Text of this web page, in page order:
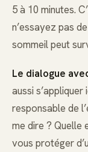
5 à 10 minutes.
n’essayez pas
sommeil peut
Le dialogue
aussi
responsable de
me dire ? Quelle
vous protéger